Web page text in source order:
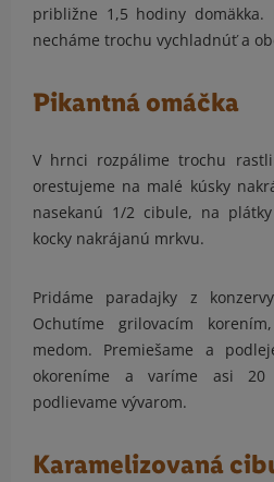
približne 1,5 hodiny domäkka.
necháme trochu vychladnúť a
Pikantná omáčka
V hrnci rozpálime trochu
orestujeme na malé kúsky
nasekanú 1/2 cibule, na
kocky nakrájanú mrkvu.
Pridáme paradajky z
Ochutíme grilovacím
medom. Premiešame a
okoreníme a varíme asi
podlievame vývarom.
Karamelizovaná